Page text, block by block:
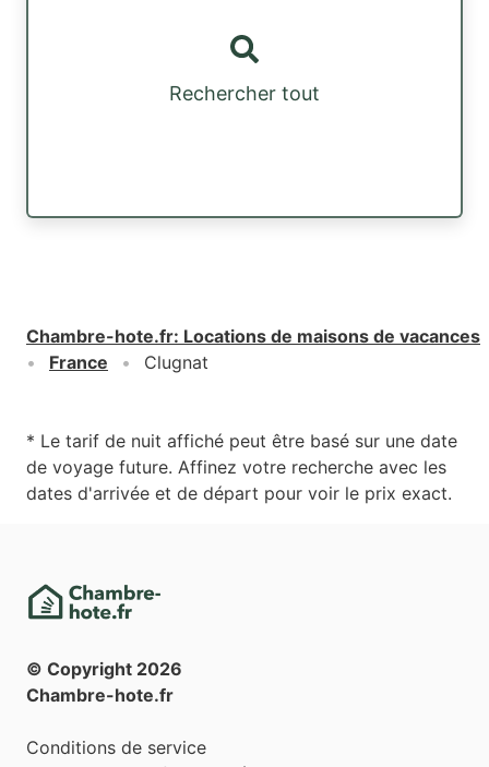
Rechercher tout
Chambre-hote.fr: Locations de maisons de vacances
France
Clugnat
* Le tarif de nuit affiché peut être basé sur une date
de voyage future. Affinez votre recherche avec les
dates d'arrivée et de départ pour voir le prix exact.
© Copyright 2026
Chambre-hote.fr
Conditions de service